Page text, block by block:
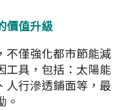
價值升級
不僅強化都市節能減
工具，包括：太陽能
人行滲透鋪面等，最
。